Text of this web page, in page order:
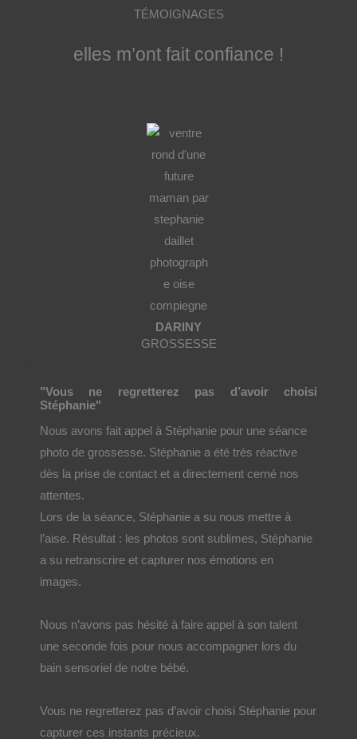
TÉMOIGNAGES​
elles m’ont fait confiance !
DARINY
GROSSESSE
"Vous ne regretterez pas d’avoir choisi
Stéphanie"
Nous avons fait appel à Stéphanie pour une séance
photo de grossesse. Stéphanie a été très réactive
dès la prise de contact et a directement cerné nos
attentes.
Lors de la séance, Stéphanie a su nous mettre à
l’aise. Résultat : les photos sont sublimes, Stéphanie
a su retranscrire et capturer nos émotions en
images.
Nous n’avons pas hésité à faire appel à son talent
une seconde fois pour nous accompagner lors du
bain sensoriel de notre bébé.
Vous ne regretterez pas d’avoir choisi Stéphanie pour
capturer ces instants précieux.